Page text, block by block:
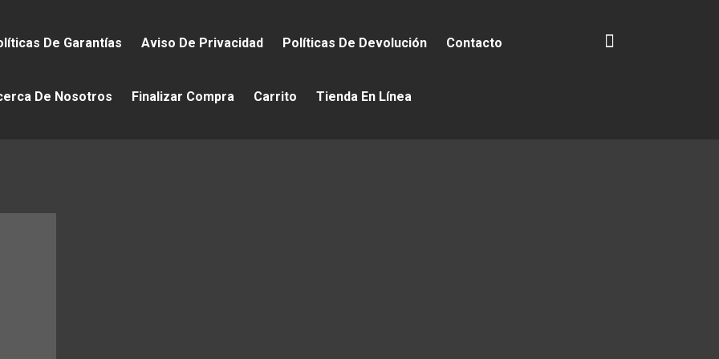
De Garantías Aviso De Privacidad Políticas De Devolución Contacto
De Nosotros Finalizar Compra Carrito Tienda En Línea